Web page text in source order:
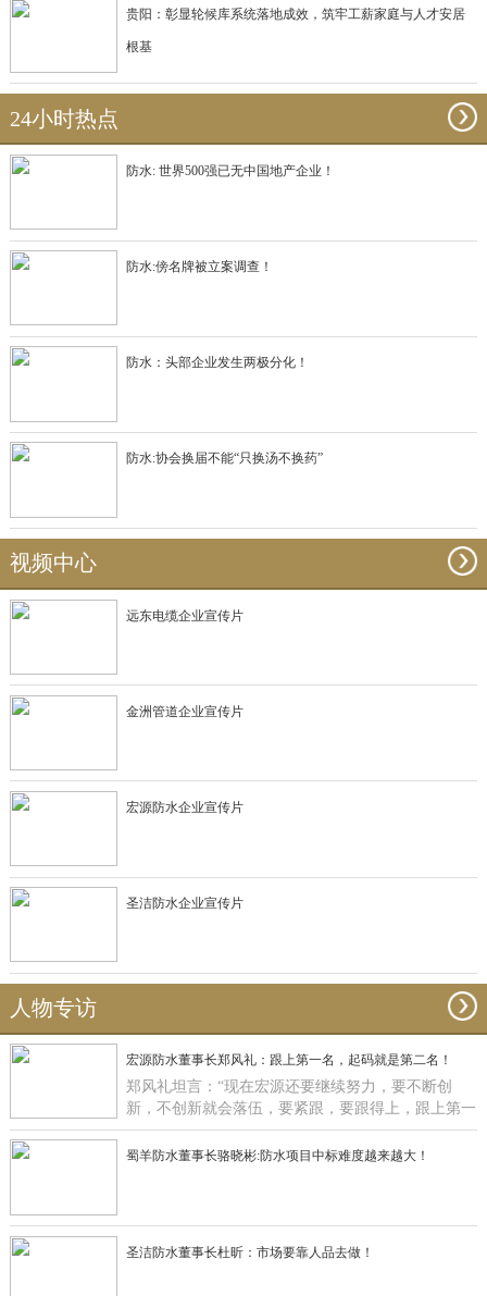
贵阳：彰显轮候库系统落地成效，筑牢工薪家庭与人才安居
根基
24小时热点
防水: 世界500强已无中国地产企业！
防水:傍名牌被立案调查！
防水：头部企业发生两极分化！
防水:协会换届不能“只换汤不换药”
视频中心
远东电缆企业宣传片
金洲管道企业宣传片
宏源防水企业宣传片
圣洁防水企业宣传片
人物专访
宏源防水董事长郑风礼：跟上第一名，起码就是第二名！
郑风礼坦言：“现在宏源还要继续努力，要不断创
新，不创新就会落伍，要紧跟，要跟得上，跟上第一
名，起码就是第二名了”。
蜀羊防水董事长骆晓彬:防水项目中标难度越来越大！
圣洁防水董事长杜昕：市场要靠人品去做！